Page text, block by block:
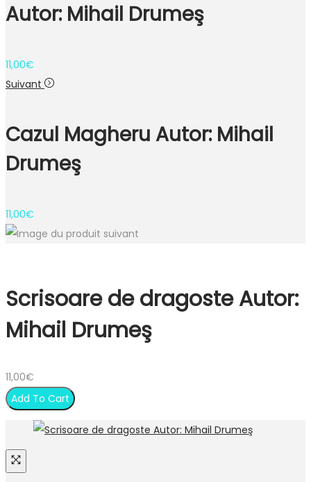
Autor: Mihail Drumeş
11,00€
Suivant
Cazul Magheru Autor: Mihail
Drumeş
11,00€
Scrisoare de dragoste Autor:
Mihail Drumeş
11,00€
Add To Cart